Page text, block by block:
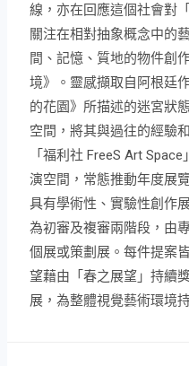
線，亦在回應這個社會對
關注在相對抽象概念中的
間、記憶、質地的物件創
境》。靈感擷取自阿根廷
的花園》所描述的迷宮狀
空間，將其與過往的經驗
「福利社 FreeS Art
演空間，常態推動年度展
具有學術性、實驗性創作
為初審及複審兩階段，由
個展或策劃展。每件提案
望藉由「春之展望」持續
展，為整體視覺藝術環境